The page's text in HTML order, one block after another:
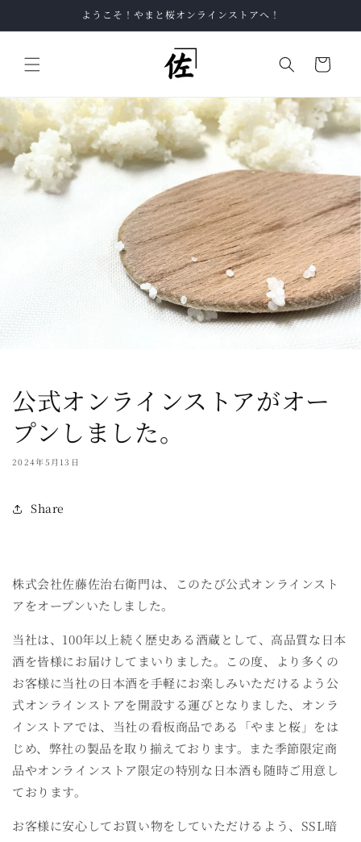
進む
ようこそ！やまと桜オンラインストアへ！
ー
公式オンラインストアがオー
プンしました。
2024年5月13日
Share
株式会社佐藤佐治右衛門は、このたび公式オンラインスト
アをオープンいたしました。
当社は、100年以上続く歴史ある酒蔵として、高品質な日本
酒を皆様にお届けしてまいりました。この度、より多くの
お客様に当社の日本酒を手軽にお楽しみいただけるよう公
式オンラインストアを開設する運びとなりました、オンラ
インストアでは、当社の看板商品である「やまと桜」をは
じめ、弊社の製品を取り揃えております。また季節限定商
品やオンラインストア限定の特別な日本酒も随時ご用意し
ております。
お客様に安心してお買い物をしていただけるよう、SSL暗